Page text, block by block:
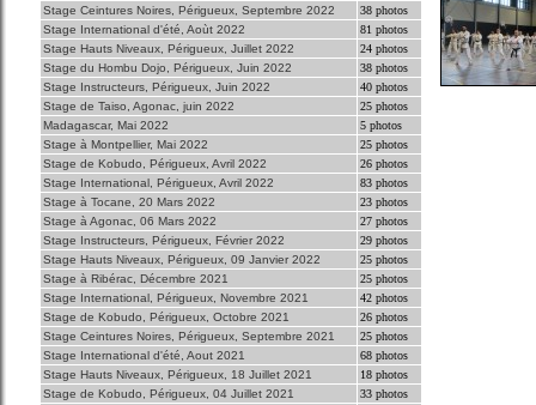
Stage Ceintures Noires, Périgueux, Septembre 2022
38 photos
Stage International d'été, Aoùt 2022
81 photos
Stage Hauts Niveaux, Périgueux, Juillet 2022
24 photos
Stage du Hombu Dojo, Périgueux, Juin 2022
38 photos
Stage Instructeurs, Périgueux, Juin 2022
40 photos
Stage de Taiso, Agonac, juin 2022
25 photos
Madagascar, Mai 2022
5 photos
Stage à Montpellier, Mai 2022
25 photos
Stage de Kobudo, Périgueux, Avril 2022
26 photos
Stage International, Périgueux, Avril 2022
83 photos
Stage à Tocane, 20 Mars 2022
23 photos
Stage à Agonac, 06 Mars 2022
27 photos
Stage Instructeurs, Périgueux, Février 2022
29 photos
Stage Hauts Niveaux, Périgueux, 09 Janvier 2022
25 photos
Stage à Ribérac, Décembre 2021
25 photos
Stage International, Périgueux, Novembre 2021
42 photos
Stage de Kobudo, Périgueux, Octobre 2021
26 photos
Stage Ceintures Noires, Périgueux, Septembre 2021
25 photos
Stage International d'été, Aout 2021
68 photos
Stage Hauts Niveaux, Périgueux, 18 Juillet 2021
18 photos
Stage de Kobudo, Périgueux, 04 Juillet 2021
33 photos